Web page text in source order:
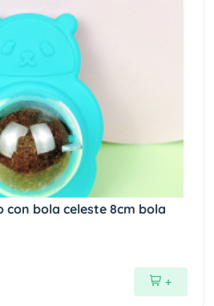
bola celeste 8cm bola
+